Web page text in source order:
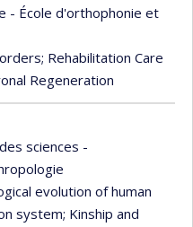
- École d'orthophonie et
; Rehabilitation Care
Regeneration
sciences -
evolution of human
system; Kinship and